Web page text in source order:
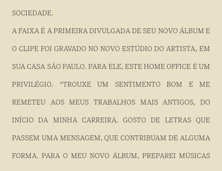
SOCIEDADE.
A FAIXA É A PRIMEIRA DIVULGADA DE SEU NOVO ÁLBUM E
O CLIPE FOI GRAVADO NO NOVO ESTÚDIO DO ARTISTA, EM
SUA CASA SÃO PAULO. PARA ELE, ESTE HOME OFFICE É UM
PRIVILÉGIO. “TROUXE UM SENTIMENTO BOM E ME
REMETEU AOS MEUS TRABALHOS MAIS ANTIGOS, DO
INÍCIO DA MINHA CARREIRA. GOSTO DE LETRAS QUE
PASSEM UMA MENSAGEM, QUE CONTRIBUAM DE ALGUMA
FORMA. PARA O MEU NOVO ÁLBUM, PREPAREI MÚSICAS